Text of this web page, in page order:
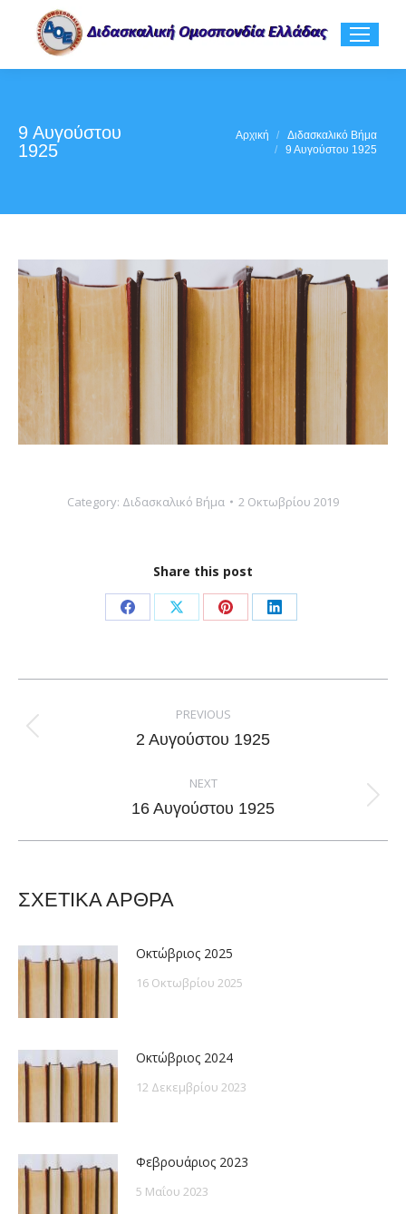
9 Αυγούστου
1925
Αρχική
Διδασκαλικό Βήμα
9 Αυγούστου 1925
Category: Διδασκαλικό Βήμα 2 Οκτωβρίου 2019
Share this post
Share
Facebook
Share
X
Share
Pinterest
Share
LinkedIn
navigation
PREVIOUS
Previous
2 Αυγούστου 1925
NEXT
Next
16 Αυγούστου 1925
ΣΧΕΤΙΚΑ ΑΡΘΡΑ
Οκτώβριος 2025
16 Οκτωβρίου 2025
Οκτώβριος 2024
12 Δεκεμβρίου 2023
Φεβρουάριος 2023
5 Μαΐου 2023